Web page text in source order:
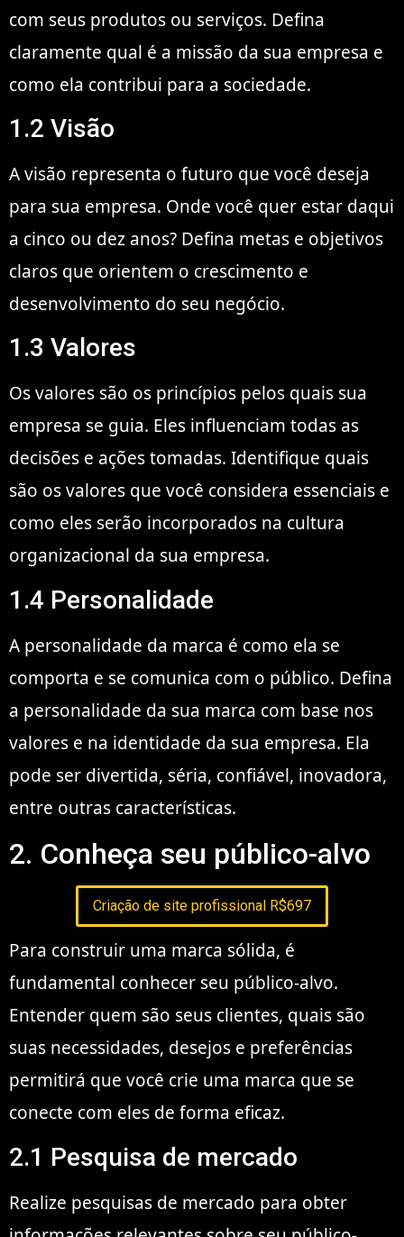
com seus produtos ou serviços. Defina
claramente qual é a missão da sua empresa e
como ela contribui para a sociedade.
1.2 Visão
A visão representa o futuro que você deseja
para sua empresa. Onde você quer estar daqui
a cinco ou dez anos? Defina metas e objetivos
claros que orientem o crescimento e
desenvolvimento do seu negócio.
1.3 Valores
Os valores são os princípios pelos quais sua
empresa se guia. Eles influenciam todas as
decisões e ações tomadas. Identifique quais
são os valores que você considera essenciais e
como eles serão incorporados na cultura
organizacional da sua empresa.
1.4 Personalidade
A personalidade da marca é como ela se
comporta e se comunica com o público. Defina
a personalidade da sua marca com base nos
valores e na identidade da sua empresa. Ela
pode ser divertida, séria, confiável, inovadora,
entre outras características.
2. Conheça seu público-alvo
Criação de site profissional R$697
Para construir uma marca sólida, é
fundamental conhecer seu público-alvo.
Entender quem são seus clientes, quais são
suas necessidades, desejos e preferências
permitirá que você crie uma marca que se
conecte com eles de forma eficaz.
2.1 Pesquisa de mercado
Realize pesquisas de mercado para obter